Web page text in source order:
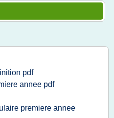
pdf
annee pdf
premiere annee